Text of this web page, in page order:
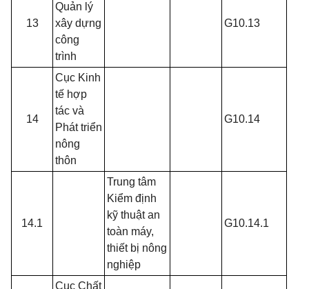
13
Quản lý
xây dựng
công
trình
G10.13
14
Cục Kinh
tế hợp
tác và
Phát triển
nông
thôn
G10.14
14.1
Trung tâm
Kiểm định
kỹ thuật an
toàn máy,
thiết bị nông
nghiệp
G10.14.1
Cục Chất